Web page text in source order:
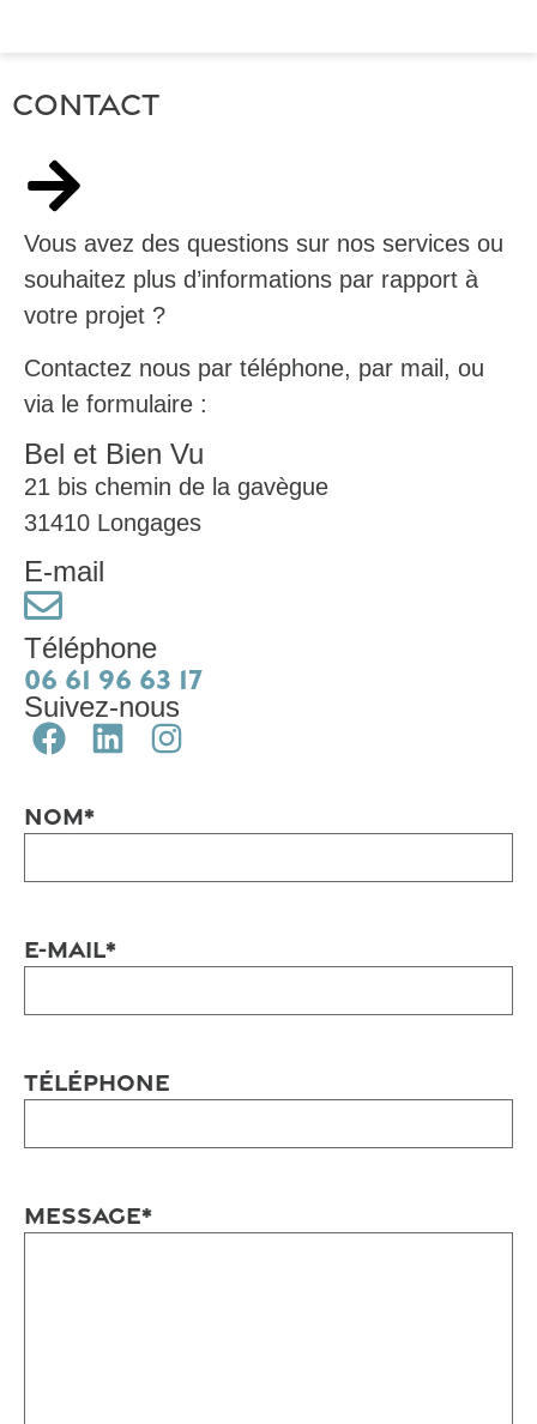
Contact
Vous avez des questions sur nos services ou
souhaitez plus d’informations par rapport à
votre projet ?
Contactez nous par téléphone, par mail, ou
via le formulaire :
Bel et Bien Vu
21 bis chemin de la gavègue
31410 Longages
E-mail
Téléphone
06 61 96 63 17
Suivez-nous
Nom*
E-mail*
Téléphone
Message*